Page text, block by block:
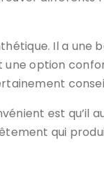
Il a
une option
est
qui